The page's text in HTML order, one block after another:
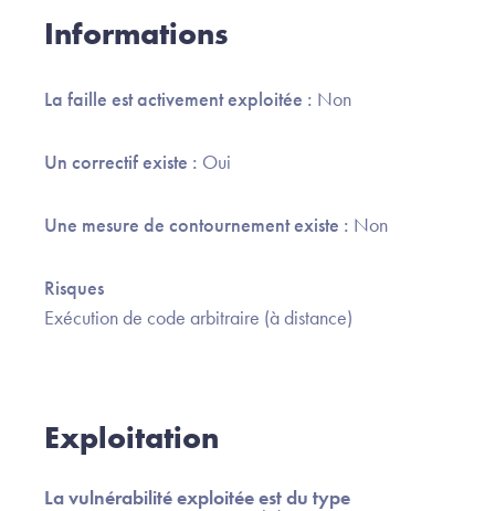
Informations
La faille est activement exploitée : Non
Un correctif existe : Oui
Une mesure de contournement existe : Non
Risques
Exécution de code arbitraire (à distance)
Exploitation
La vulnérabilité exploitée est du type